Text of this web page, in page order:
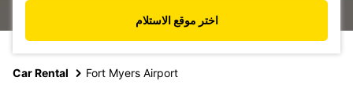
اختر موقع الاستلام
Car Rental Fort Myers Airport